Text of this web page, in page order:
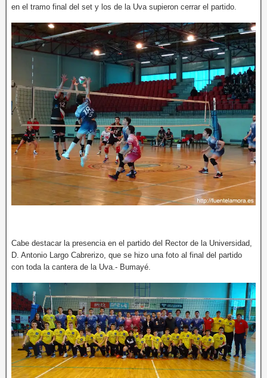
en el tramo final del set y los de la Uva supieron cerrar el partido.
Cabe destacar la presencia en el partido del Rector de la Universidad,
D. Antonio Largo Cabrerizo, que se hizo una foto al final del partido
con toda la cantera de la Uva.- Bumayé.